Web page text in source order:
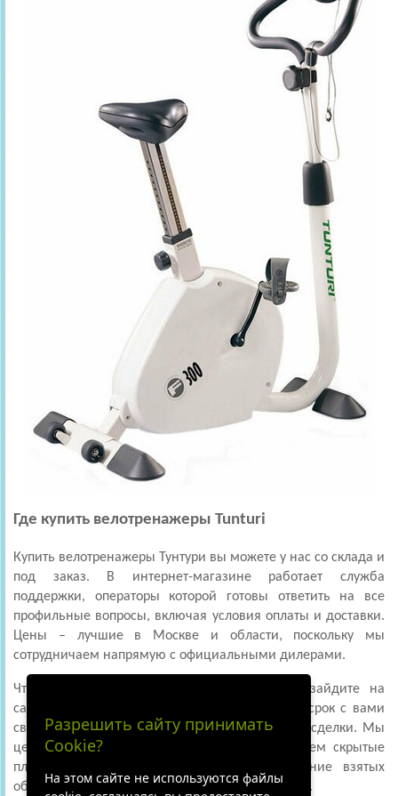
Где купить велотренажеры Tunturi
Купить велотренажеры Тунтури вы можете у нас со склада и
под заказ. В интернет-магазине работает служба
поддержки, операторы которой готовы ответить на все
профильные вопросы, включая условия оплаты и доставки.
Цены – лучшие в Москве и области, поскольку мы
сотрудничаем напрямую с официальными дилерами.
Чтобы приобрести понравившуюся модель, зайдите на
сайт, заполните форму заявки. В кратчайший срок с вами
свяжется менеджер для обсуждения нюансов сделки. Мы
ценим мнение каждого клиента, не используем скрытые
платежи и комиссии. Гарантируем выполнение взятых
обязательств в срок, регулярно проводим акции.
Разрешить сайту принимать
Cookie?
На этом сайте не используются файлы